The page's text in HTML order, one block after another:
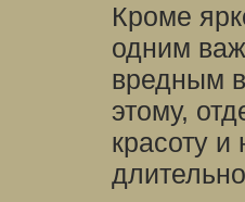
Кроме
одним
вредным
этому,
красоту